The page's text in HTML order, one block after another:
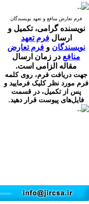
فرم تعارض منافع و تعهد نویسندگان
نویسنده گرامی، تکمیل و
ارسالفرم تعهد
نویسندگان و فرم تعارض
منافع در زمان ارسال
مقاله الزامی است.
جهت دریافت فرم، روی کلمه
فرم مورد نظر کلیک فرمایید و
پس از تکمیل، در قسمت
فایل‌های پیوست قرار دهید.